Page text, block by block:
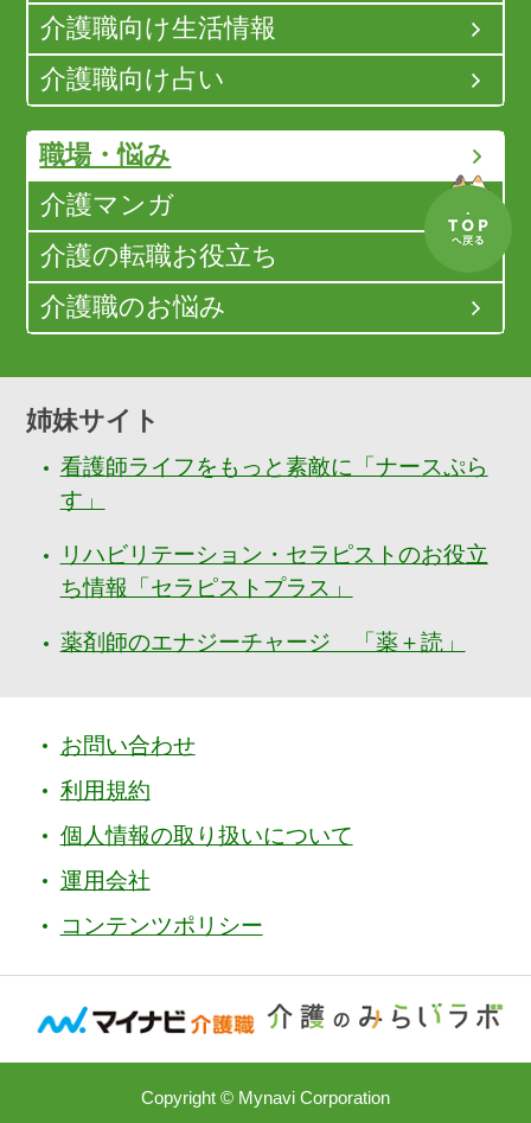
介護職向け生活情報
介護職向け占い
職場・悩み
介護マンガ
介護の転職お役立ち
介護職のお悩み
姉妹サイト
看護師ライフをもっと素敵に「ナースぷら
す」
リハビリテーション・セラピストのお役立
ち情報「セラピストプラス」
薬剤師のエナジーチャージ 「薬＋読」
お問い合わせ
利用規約
個人情報の取り扱いについて
運用会社
コンテンツポリシー
Copyright © Mynavi Corporation